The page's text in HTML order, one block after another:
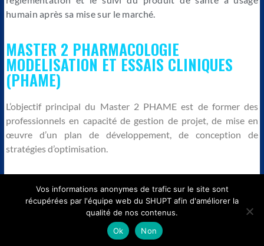
humain après sa mise sur le marché.
MASTER 2 PHARMACOLOGIE
MODELISATION ET ESSAIS CLINIQUES
(PHAME)
L’objectif principal du Master 2 PHAMEest de former des
professionnels en capacité de gestion de projet, de mise en
œuvre d’un plan de développement, de conception de
stratégies d’optimisation.
SHUPT Lyon. All rights reserved. Theme
ThemeGrill. Powered by:WordPress
Vos informations anonymes de trafic sur le site sont
récupérées par l'équipe web du SHUPT afin d'améliorer la
qualité de nos contenus.
Ok
Non